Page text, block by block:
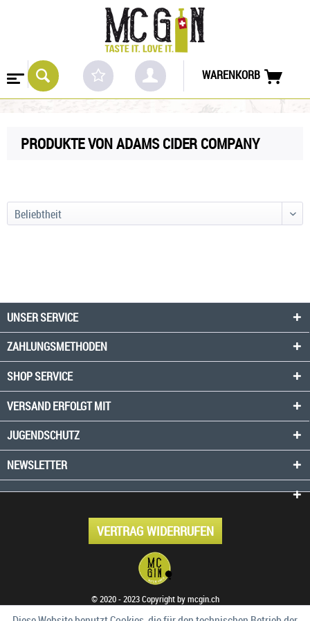
WARENKORB
PRODUKTE VON ADAMS CIDER COMPANY
UNSER SERVICE
ZAHLUNGSMETHODEN
SHOP SERVICE
VERSAND ERFOLGT MIT
JUGENDSCHUTZ
NEWSLETTER
VERTRAG WIDERRUFEN
© 2020 - 2023 Copyright by mcgin.ch